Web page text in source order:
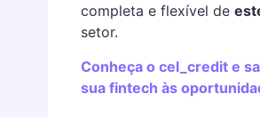
completa e flexível de
setor.
Conheça o cel_credit e
sua fintech às